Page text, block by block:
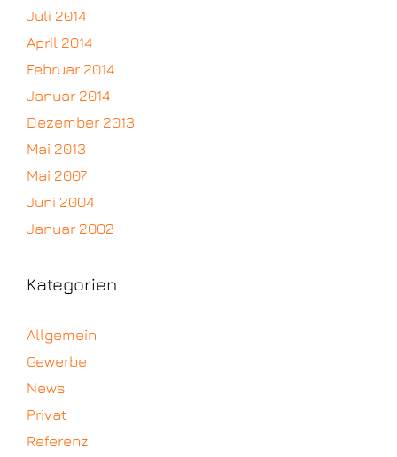
Juli 2014
April 2014
Februar 2014
Januar 2014
Dezember 2013
Mai 2013
Mai 2007
Juni 2004
Januar 2002
Kategorien
Allgemein
Gewerbe
News
Privat
Referenz